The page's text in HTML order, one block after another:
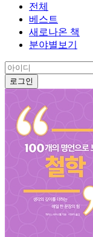
전체
베스트
새로나온 책
분야별보기